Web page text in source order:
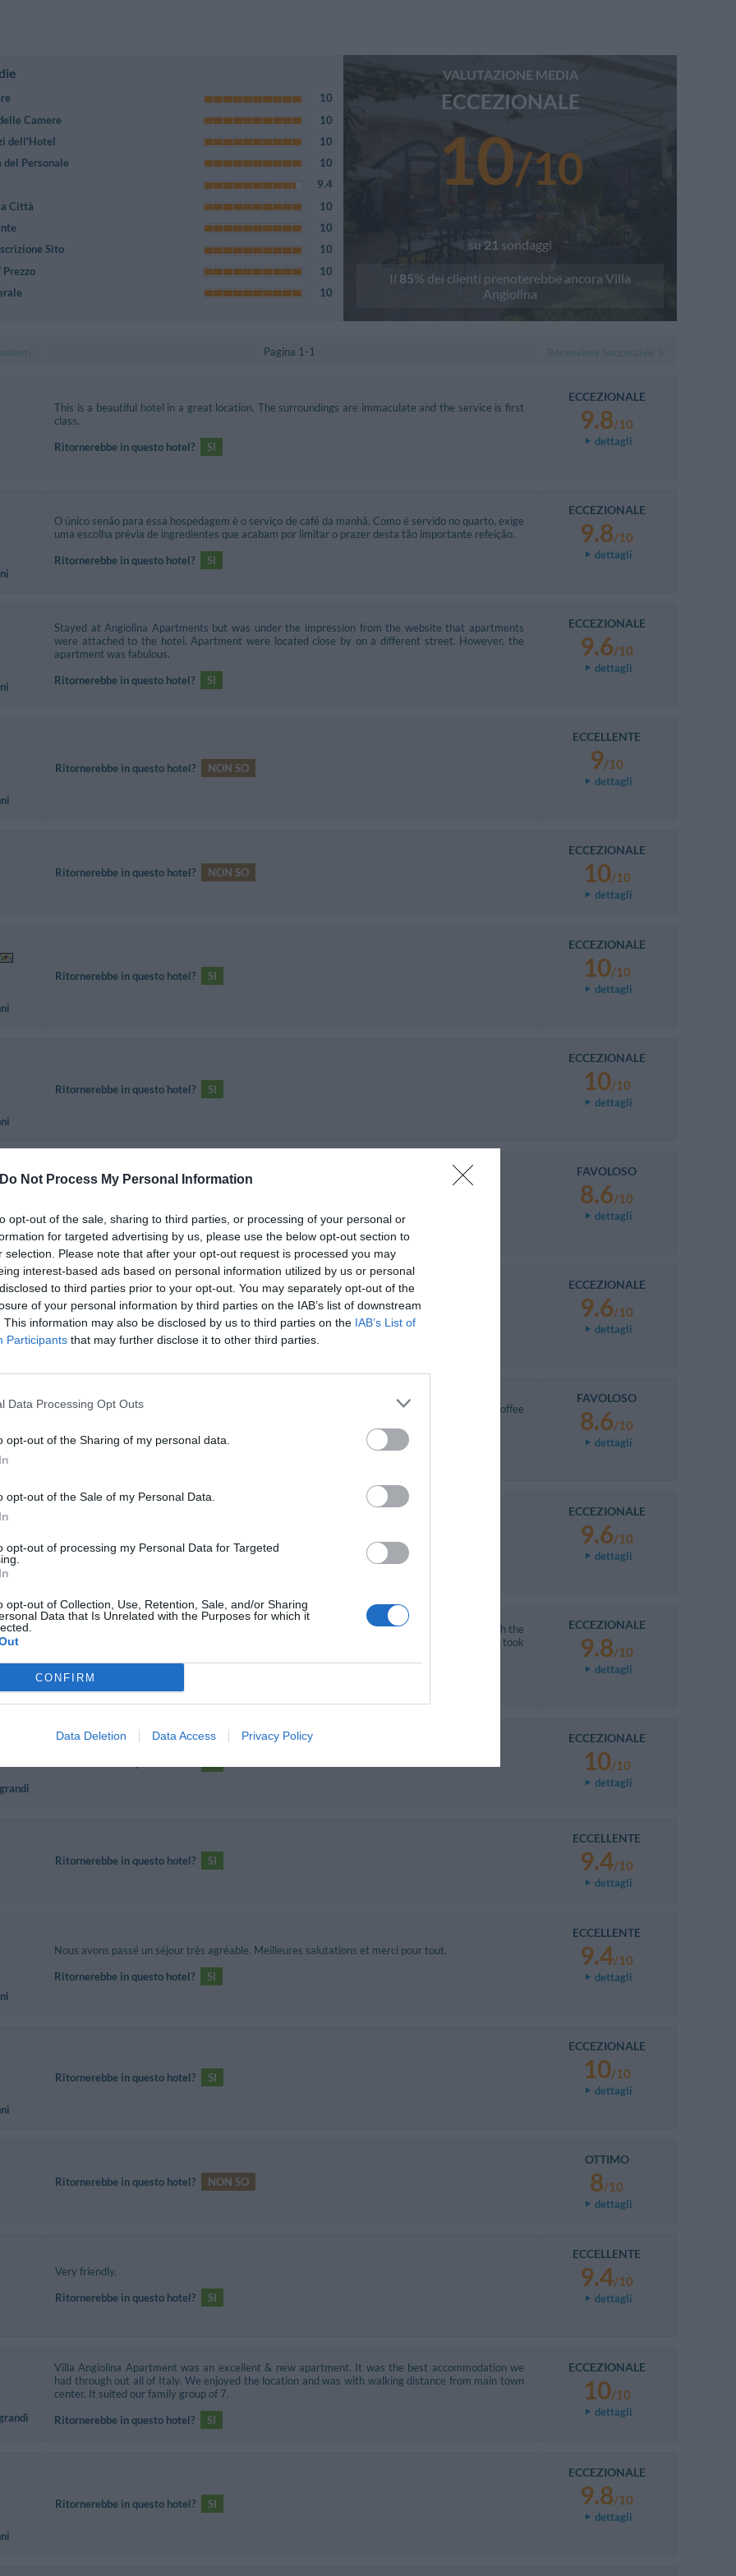
Do Not Process My Personal Information
opt-out of the sale, sharing to third parties, or processing of your personal or
for targeted advertising by us, please use the below opt-out section to
selection. Please note that after your opt-out request is processed you may
interest-based ads based on personal information utilized by us or personal
to third parties prior to your opt-out. You may separately opt-out of the
of your personal information by third parties on the IAB’s list of downstream
This information may also be disclosed by us to third parties on the IAB’s List of
Participants that may further disclose it to other third parties.
Data Processing Opt Outs
opt-out of the Sharing of my personal data.
opt-out of the Sale of my Personal Data.
opt-out of processing my Personal Data for Targeted
opt-out of Collection, Use, Retention, Sale, and/or Sharing
Data that Is Unrelated with the Purposes for which it
CONFIRM
Data Deletion Data Access Privacy Policy
10
Camere
10
dell'Hotel
10
Personale
10
9.4
Città
10
10
Sito
10
10
10
VALUTAZIONE MEDIA
ECCEZIONALE
10/10
su 21 sondaggi
Il 85% dei clienti prenoterebbe ancora Villa
Angiolina
Pagina 1-1
This is a beautiful hotel in a great location. The surroundings are immaculate and the service is first
class.
Ritornerebbe in questo hotel?
SI
ECCEZIONALE
9.8/10
dettagli
O único senão para essa hospedagem é o serviço de café da manhã. Como é servido no quarto, exige
uma escolha prévia de ingredientes que acabam por limitar o prazer desta tão importante refeição.
Ritornerebbe in questo hotel?
SI
ECCEZIONALE
9.8/10
dettagli
Stayed at Angiolina Apartments but was under the impression from the website that apartments
were attached to the hotel. Apartment were located close by on a different street. However, the
apartment was fabulous.
Ritornerebbe in questo hotel?
SI
ECCEZIONALE
9.6/10
dettagli
Ritornerebbe in questo hotel? NON SO
ECCELLENTE
9/10
dettagli
Ritornerebbe in questo hotel? NON SO
ECCEZIONALE
10/10
dettagli
Ritornerebbe in questo hotel? SI
ECCEZIONALE
10/10
dettagli
Ritornerebbe in questo hotel? SI
ECCEZIONALE
10/10
dettagli
FAVOLOSO
8.6/10
dettagli
Excellent place and we will go again if we are returning to Positano.
Ritornerebbe in questo hotel?
SI
ECCEZIONALE
9.6/10
dettagli
High quality family run hotel. Walking distance to town. Pleasant staff. Could do with tea and coffee
Ritornerebbe in questo hotel?
SI
FAVOLOSO
8.6/10
dettagli
Ritornerebbe in questo hotel?
SI
ECCEZIONALE
9.6/10
dettagli
We stayed in the apartments and found the kitchen useful for a 12 days stay. Short walk to both the
centre of town and the train station. Easy walk to the train, so don't take a taxi as the one we took
Ritornerebbe in questo hotel?
ECCEZIONALE
9.8/10
dettagli
ECCEZIONALE
10/10
dettagli
Ritornerebbe in questo hotel? SI
ECCELLENTE
9.4/10
dettagli
Nous avons passé un séjour très agréable. Meilleures salutations et merci pour tout.
Ritornerebbe in questo hotel?
SI
ECCELLENTE
9.4/10
dettagli
Ritornerebbe in questo hotel? SI
ECCEZIONALE
10/10
dettagli
Ritornerebbe in questo hotel? NON SO
OTTIMO
8/10
dettagli
Very friendly.
Ritornerebbe in questo hotel?
SI
ECCELLENTE
9.4/10
dettagli
Villa Angiolina Apartment was an excellent & new apartment. It was the best accommodation we
had through out all of Italy. We enjoyed the location and was with walking distance from main town
center. It suited our family group of 7.
Ritornerebbe in questo hotel?
SI
ECCEZIONALE
10/10
dettagli
Ritornerebbe in questo hotel? SI
ECCEZIONALE
9.8/10
dettagli